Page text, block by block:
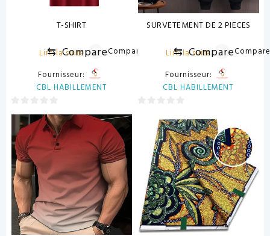
T-SHIRT
Lire la suite
⇆ CompareCompare
Fournisseur:
CBL HABILLEMENT
0
sur
5
SURVETEMENT DE 2 PIECES
Lire la suite
⇆ Compare
Fournisseur:
CBL HABILLEMENT